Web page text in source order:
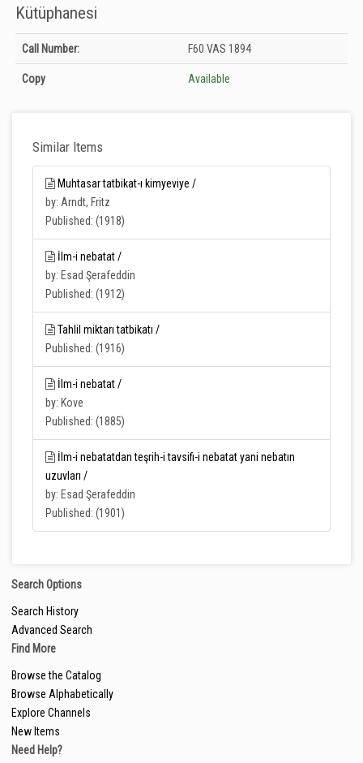
Kütüphanesi
Holdings details from T.C. Tarım ve Orman Bakanlığı Merkez Kütüphanesi:
Unknown
Call Number: F60 VAS 1894
Copy Available
Similar Items
Muhtasar tatbikat-ı kimyeviye /
by: Arndt, Fritz
Published: (1918)
İlm-i nebatat /
by: Esad Şerafeddin
Published: (1912)
Tahlil miktarı tatbikatı /
Published: (1916)
İlm-i nebatat /
by: Kove
Published: (1885)
İlm-i nebatatdan teşrih-i tavsifi-i nebatat yani nebatın
uzuvları /
by: Esad Şerafeddin
Published: (1901)
Search Options
Search History
Advanced Search
Find More
Browse the Catalog
Browse Alphabetically
Explore Channels
New Items
Need Help?